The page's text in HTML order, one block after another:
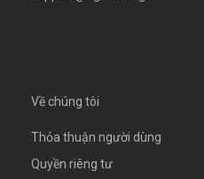
Về chúng tôi
Thỏa thuận người dùng
Quyền riêng tư